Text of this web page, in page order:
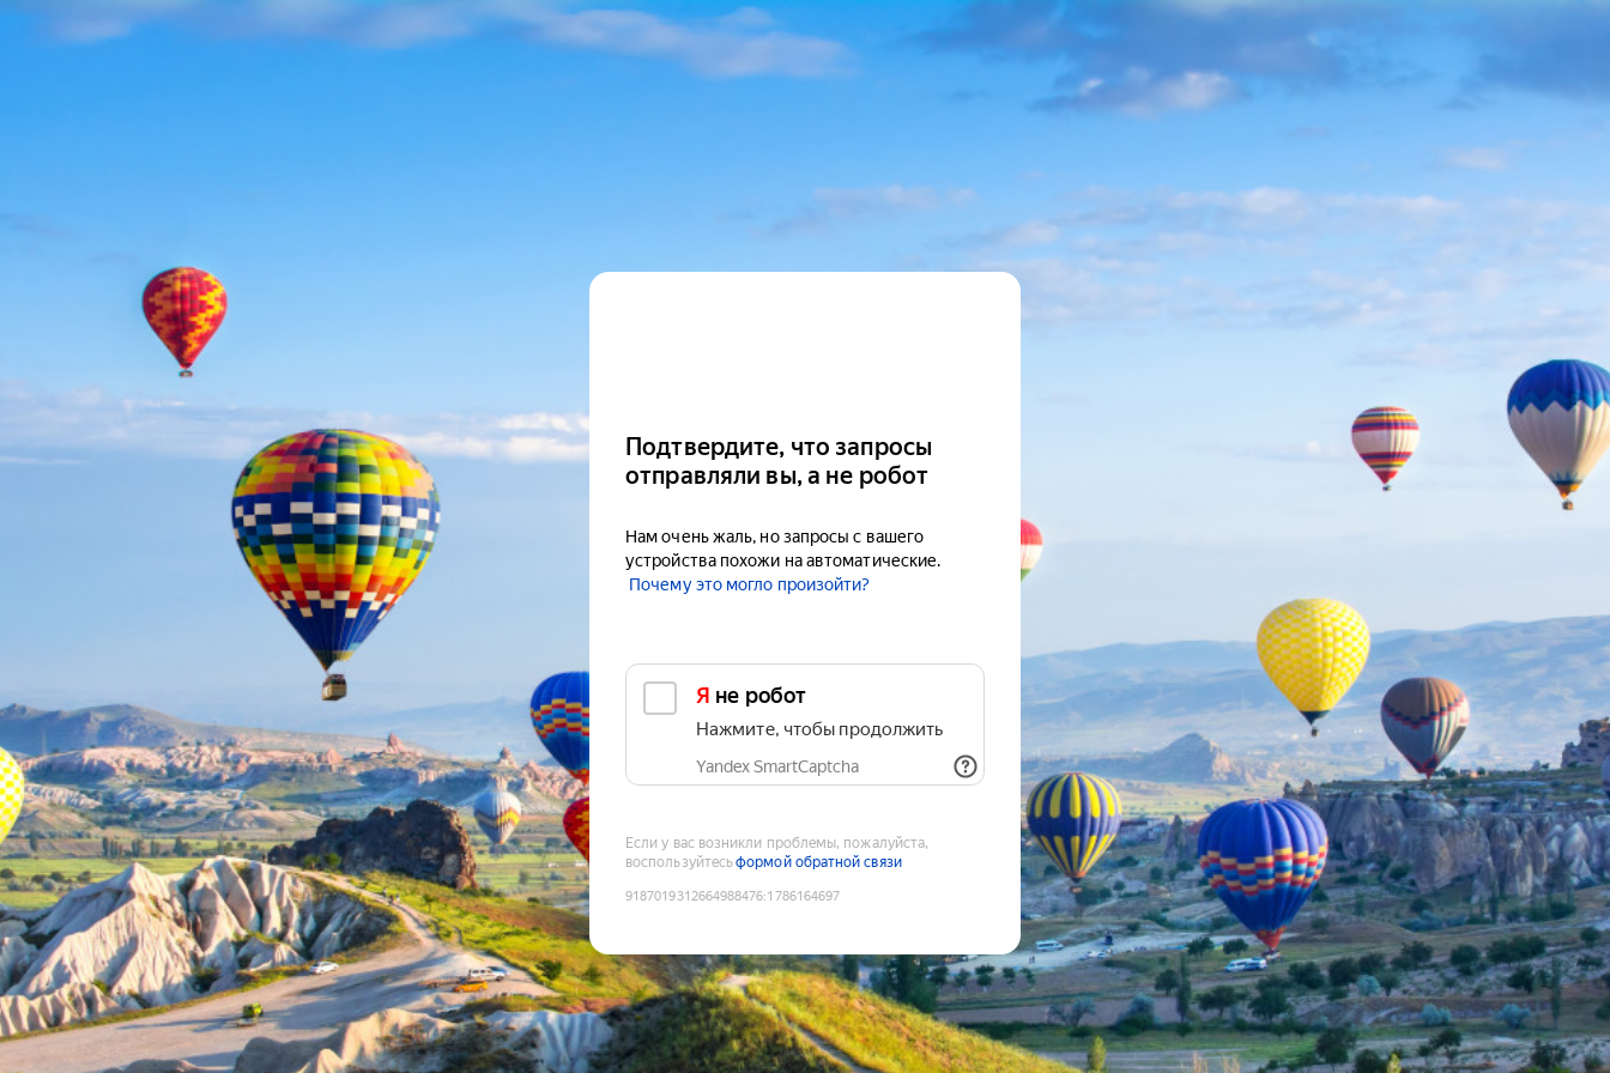
Подтвердите, что запросы
отправляли вы, а не робот
Нам очень жаль, но запросы с вашего
устройства похожи на автоматические.
Почему это могло произойти?
Я не робот
Нажмите, чтобы продолжить
Yandex SmartCaptcha
Если у вас возникли проблемы, пожалуйста,
воспользуйтесьформой обратной связи
9187019312664988476:1786164697